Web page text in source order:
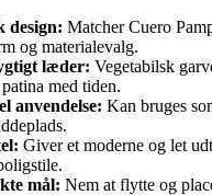
design: Matcher Cuero
og materialevalg.
læder: Vegetabilsk
med tiden.
anvendelse: Kan bruges
Giver et moderne og let
mål: Nem at flytte og